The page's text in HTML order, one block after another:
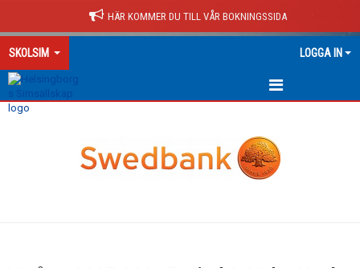
HÄR KOMMER DU TILL VÅR BOKNINGSSIDA
SKOLSIM LOGGA IN
HEM
ALLT OM SKOLSIM